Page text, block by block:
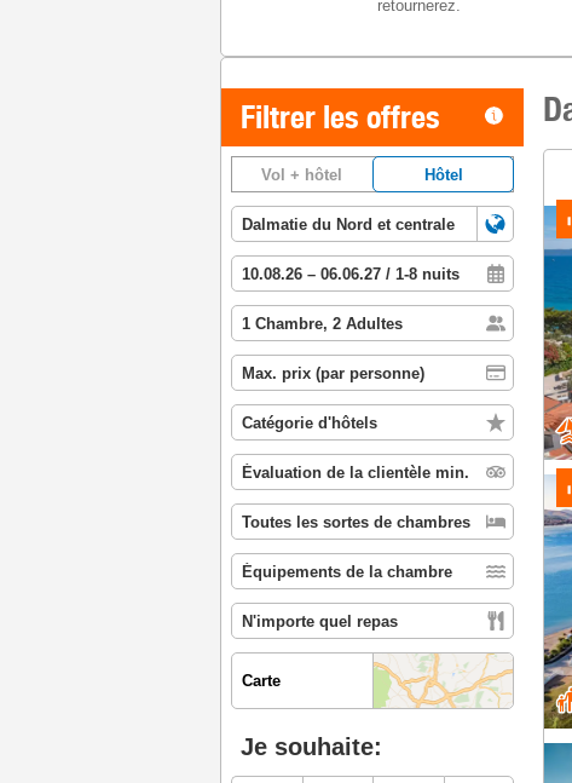
retournerez.
Filtrer les offres
Vol + hôtel Hôtel
Carte
Je souhaite: